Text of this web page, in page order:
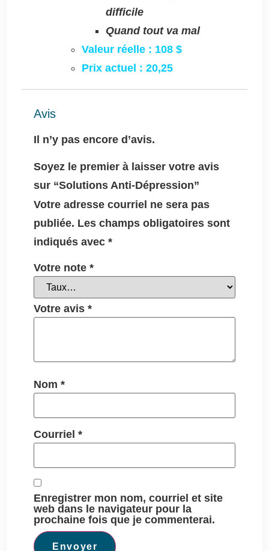
difficile
Quand tout va mal
Valeur réelle : 108 $
Prix actuel : 20,25
Avis
Il n’y pas encore d’avis.
Soyez le premier à laisser votre avis
sur “Solutions Anti-Dépression”
Votre adresse courriel ne sera pas
publiée. Les champs obligatoires sont
indiqués avec*
Votre note*
Votre avis*
Nom*
Courriel*
Enregistrer mon nom, courriel et site
web dans le navigateur pour la
prochaine fois que je commenterai.